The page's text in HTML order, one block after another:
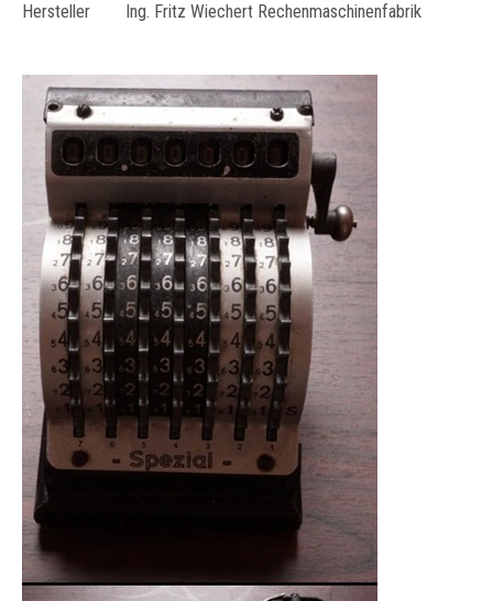
Hersteller Ing. Fritz Wiechert Rechenmaschinenfabrik